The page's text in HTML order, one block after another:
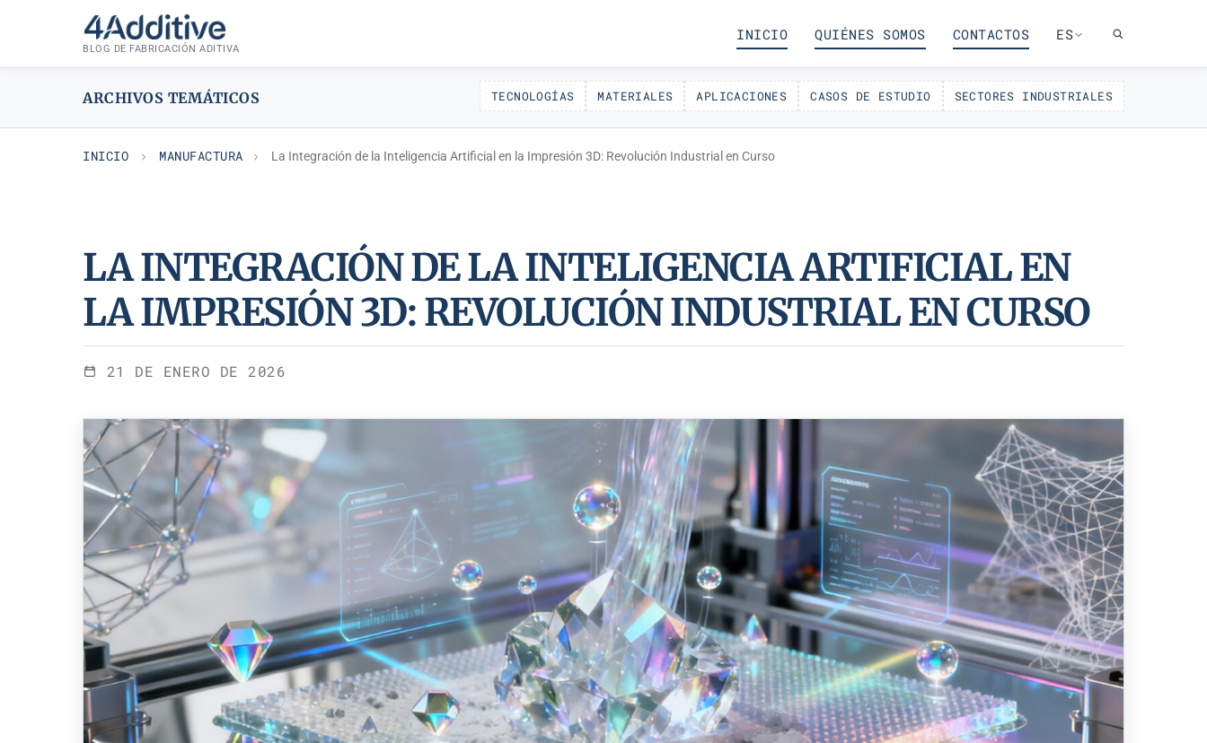
BLOG DE FABRICACIÓN ADITIVA
INICIO QUIÉNES SOMOS CONTACTOS ES
ARCHIVOS TEMÁTICOS TECNOLOGÍAS MATERIALES APLICACIONES CASOS DE ESTUDIO SECTORES INDUSTRIALES
INICIO MANUFACTURA La Integración de la Inteligencia Artificial en la Impresión 3D: Revolución Industrial en Curso
MANUFACTURA
LA INTEGRACIÓN DE LA INTELIGENCIA ARTIFICIAL EN
LA IMPRESIÓN 3D: REVOLUCIÓN INDUSTRIAL EN CURSO
21 DE ENERO DE 2026